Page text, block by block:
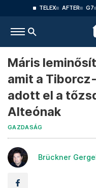
TELEX AFTER G7
Máris
amit a
adott el a
Alteónak
GAZDASÁG
Brückner